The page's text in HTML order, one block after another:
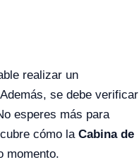
realizar un
se debe verificar
esperes más para
cómo la Cabina de
momento.